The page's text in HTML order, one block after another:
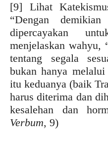
[9] Lihat
“Dengan
dipercayakan
menjelaskan wahyu,
tentang segala
bukan hanya
itu keduanya (baik
harus diterima dan
kesalehan dan
Verbum, 9)